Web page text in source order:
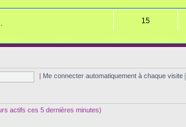
15
Me connecter automatiquement à chaque visite
actifs ces 5 dernières minutes)